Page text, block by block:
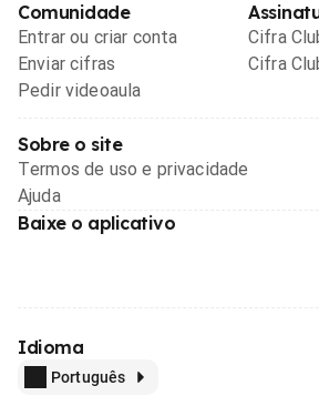
Comunidade
Entrar ou criar conta
Enviar cifras
Pedir videoaula
Cifra
Cifra
Sobre o site
Termos de uso e privacidade
Ajuda
Baixe o aplicativo
Idioma
Português